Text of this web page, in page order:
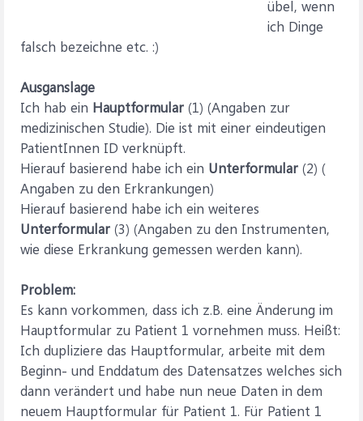
übel, wenn
ich Dinge
falsch bezeichne etc. :)
Ausganslage
Ich hab ein Hauptformular (1) (Angaben zur
medizinischen Studie). Die ist mit einer eindeutigen
PatientInnen ID verknüpft.
Hierauf basierend habe ich ein Unterformular (2) (
Angaben zu den Erkrankungen)
Hierauf basierend habe ich ein weiteres
Unterformular (3) (Angaben zu den Instrumenten,
wie diese Erkrankung gemessen werden kann).
Problem:
Es kann vorkommen, dass ich z.B. eine Änderung im
Hauptformular zu Patient 1 vornehmen muss. Heißt:
Ich dupliziere das Hauptformular, arbeite mit dem
Beginn- und Enddatum des Datensatzes welches sich
dann verändert und habe nun neue Daten in dem
neuem Hauptformular für Patient 1. Für Patient 1